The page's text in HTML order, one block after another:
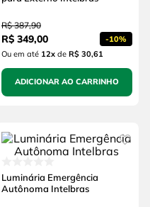
R$ 387,90
R$ 349,00 -10%
Ou em até 12xde R$ 30,61
ADICIONAR AO CARRINHO
Luminária Emergência
Autônoma Intelbras